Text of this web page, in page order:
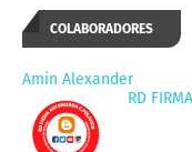
COLABORADORES
Amin Alexander
RD